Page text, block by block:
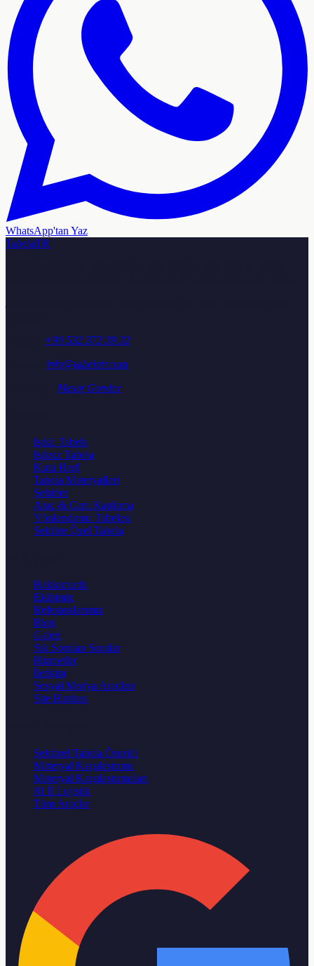
WhatsApp'tan Yaz
TabelaTR
+90 532 372 39 32
info@tabelatr.com
Mesaj Gonder
Işıklı Tabela
Işıksız Tabela
Kutu Harf
Tabela Materyalleri
Şehirler
Araç & Cam Kaplama
Yönlendirme Tabelası
Sektöre Özel Tabela
Hakkımızda
Ekibimiz
Referanslarımız
Blog
Galeri
Sık Sorulan Sorular
Hizmetler
İletişim
Sosyal Medya Araçları
Site Haritası
Sektörel Tabela Önerici
Materyal Karşılaştırma
Materyal Karşılaştırmaları
81 İl Lojistik
Tüm Araçlar